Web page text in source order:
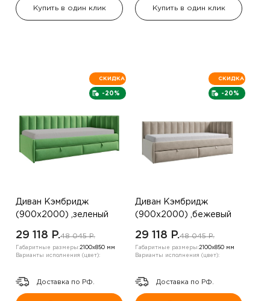
Купить в один клик Купить в один клик
-20%
СКИДКА
Диван Кэмбридж
(900х2000) ,зеленый
29 118 P.48 045 P.
Габаритные размеры:2100х850 мм
Варианты исполнения (цвет):
Доставка по РФ.
-20%
СКИДКА
Диван Кэмбридж
(900х2000) ,бежевый
29 118 P.48 045 P.
Габаритные размеры:2100х850 мм
Варианты исполнения (цвет):
Доставка по РФ.